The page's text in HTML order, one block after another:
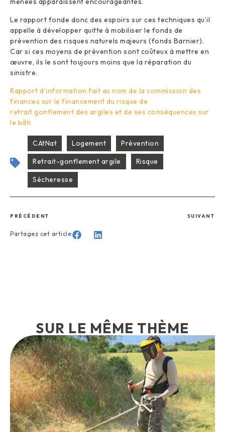
Le rapport fonde donc des espoirs sur ces techniques qu’il
appelle à développer quitte à mobiliser le fonds de
prévention des risques naturels majeurs (fonds Barnier).
Car si ces moyens de prévention sont coûteux à mettre en
œuvre, ils le sont toujours moins que la réparation du
sinistre.
Rapport d’information fait au nom de la commission des
finances sur le financement du risque de
retrait gonflement des argiles et de ses conséquences sur
le bâti.
CAtNat Logement
Prévention
Retrait-gonflement argile
Risque
Sécheresse
PRÉCÉDENT SUIVANT
Partagez cet article
SUR LE MÊME THÈME